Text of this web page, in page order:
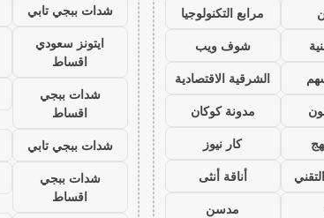
مرابع التكنولوجيا
شوف ويب
الشرقية الاقتصادية
مدونة كوكان
كار نيوز
أناقة أنثى
مدسن
شدات ببجي تابي
ايتونز سعودي
اقساط
شدات ببجي
اقساط
شدات ببجي تابي
شدات ببجي
اقساط